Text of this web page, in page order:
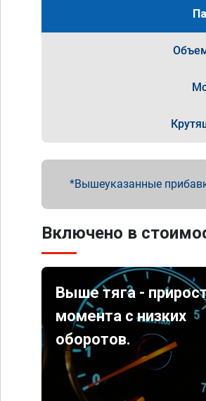
Вышеуказанные
Включено в
Выше тяга -
момента с низких
оборотов.